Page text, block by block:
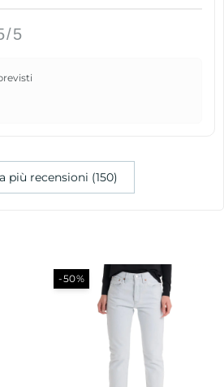
5
più recensioni (150)
-50%